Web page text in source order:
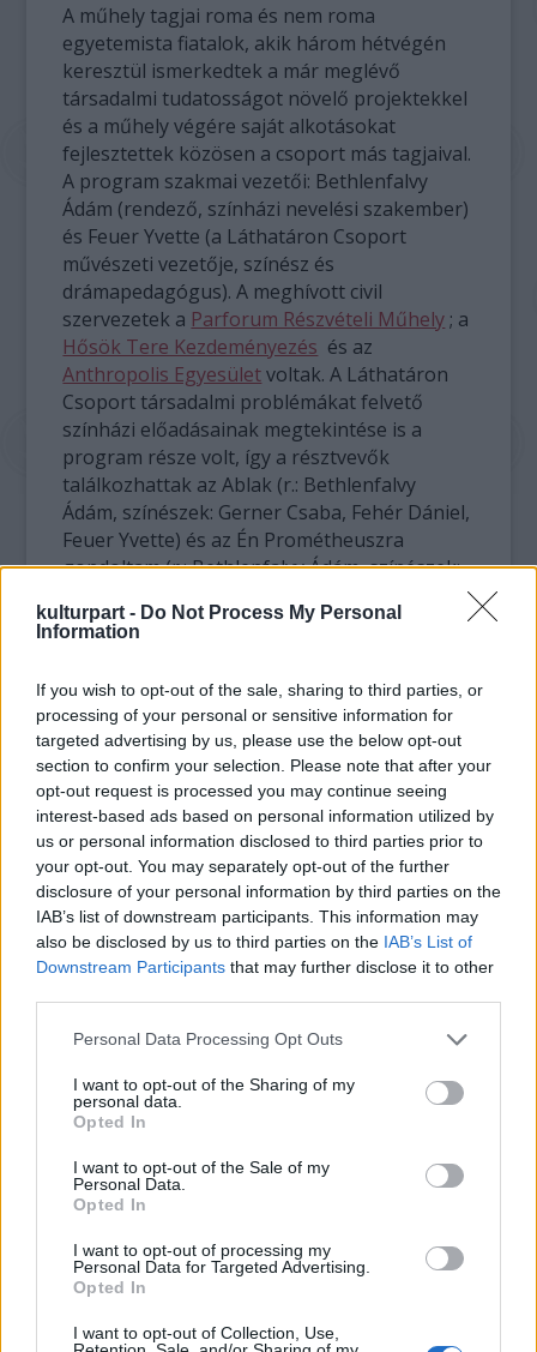
kulturpart - Do Not Process My Personal
Information
If you wish to opt-out of the sale, sharing to third parties, or
processing of your personal or sensitive information for
targeted advertising by us, please use the below opt-out
section to confirm your selection. Please note that after your
opt-out request is processed you may continue seeing
interest-based ads based on personal information utilized by
us or personal information disclosed to third parties prior to
your opt-out. You may separately opt-out of the further
disclosure of your personal information by third parties on the
IAB’s list of downstream participants. This information may
also be disclosed by us to third parties on the IAB’s List of
Downstream Participants that may further disclose it to other
Please note that this website/app uses one or more Google
not limited to your visit or usage behaviour. You may click to
grant or deny consent to Google and its third-party tags to
use your data for below specified purposes in below Google
consent section.
Personal Data Processing Opt Outs
I want to opt-out of the Sharing of my
personal data.
Opted In
I want to opt-out of the Sale of my
Personal Data.
Opted In
I want to opt-out of processing my
Personal Data for Targeted Advertising.
Opted In
I want to opt-out of Collection, Use,
A műhely tagjai roma és nem roma
egyetemista fiatalok, akik három hétvégén
keresztül ismerkedtek a már meglévő
társadalmi tudatosságot növelő projektekkel
és a műhely végére saját alkotásokat
fejlesztettek közösen a csoport más tagjaival.
A program szakmai vezetői: Bethlenfalvy
Ádám (rendező, színházi nevelési szakember)
és Feuer Yvette (a Láthatáron Csoport
művészeti vezetője, színész és
drámapedagógus). A meghívott civil
szervezetek a Parforum Részvételi Műhely; a
Hősök Tere Kezdeményezés és az
Anthropolis Egyesületvoltak. A Láthatáron
Csoport társadalmi problémákat felvető
színházi előadásainak megtekintése is a
program része volt, így a résztvevők
találkozhattak az Ablak (r.: Bethlenfalvy
Ádám, színészek: Gerner Csaba, Fehér Dániel,
Feuer Yvette) és az Én Prométheuszra
gondoltam (r.: Bethlenfalvy Ádám, színészek:
produkciókkal.
Az öt napos projekt végére a
kiscsoportokban dolgozó fiatalok öt
projekttervet dolgoztak ki valamely általuk
diagnosztizált, őket érdeklő társadalmi
probléma kezelésére.
A projekttervek a fiatalok kreativitását és
ötletgazdagságát mutatják: a társadalmi
közöny elleni BKV metró kocsikon játszható
digitális flipperes játék; egyMindennapi
kenyerünkmunkacímű videósorozat és
keresztül a különböző külső mögötti szinte
szemetelés problematikájára és
környezetünk megóvására megoldást
humoros feliratok kampánya, a suttyó
komment „kultúra” helyett egy értelmes
projekt, ami a köztereken kihelyezett
panaszkönyvekben a járókelők által rögzített
online művészeti alkotásokon keresztül indít